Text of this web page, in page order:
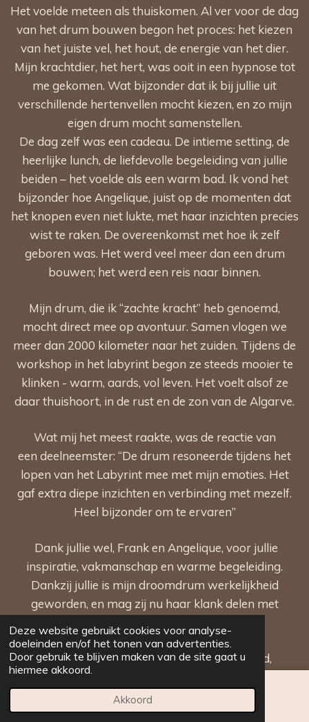
Deze website gebruikt cookies voor analyse-
doeleinden en/of het tonen van advertenties.
Door gebruik te blijven maken van de site gaat u
hiermee akkoord.
Akkoord
Het voelde meteen als thuiskomen. Al ver voor de dag
van het drum bouwen begon het proces: het kiezen
van het juiste vel, het hout, de energie van het dier.
Mijn krachtdier, het hert, was ooit in een hypnose tot
me gekomen. Wat bijzonder dat ik bij jullie uit
verschillende hertenvellen mocht kiezen, en zo mijn
eigen drum mocht samenstellen.
De dag zelf was een cadeau. De intieme setting, de
heerlijke lunch, de liefdevolle begeleiding van jullie
beiden – het voelde als een warm bad. Ik vond het
bijzonder hoe Angelique, juist op de momenten dat
het knopen even niet lukte, met haar inzichten precies
wist te raken. De overeenkomst met hoe ik zelf
geboren was. Het werd veel meer dan een drum
bouwen; het werd een reis naar binnen.
Mijn drum, die ik “zachte kracht” heb genoemd,
mocht direct mee op avontuur. Samen vlogen we
meer dan 2000 kilometer naar het zuiden. Tijdens de
workshop in het labyrint begon ze steeds mooier te
klinken - warm, aards, vol leven. Het voelt alsof ze
daar thuishoort, in de rust en de zon van de Algarve.
Wat mij het meest raakte, was de reactie van
een deelneemster: “De drum resoneerde tijdens het
lopen van het Labyrint mee met mijn emoties. Het
gaf extra diepe inzichten en verbinding met mezelf.
Heel bijzonder om te ervaren”
Dank jullie wel, Frank en Angelique, voor jullie
inspiratie, vakmanschap en warme begeleiding.
Dankzij jullie is mijn droomdrum werkelijkheid
geworden, en mag zij nu haar klank delen met
Met een warm hart en diepe dankbaarheid,